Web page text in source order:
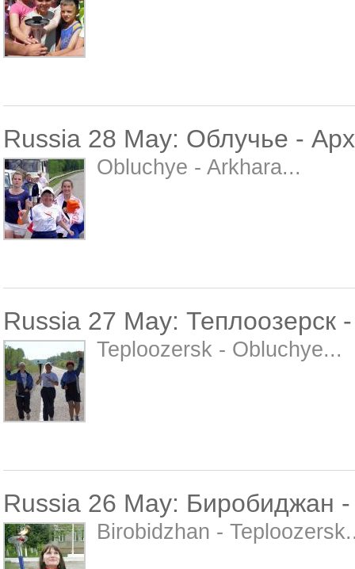
Russia 28 May: Облучье -
Obluchye - Arkhara...
Russia 27 May: Теплоозерск
Teploozersk - Obluchye...
Russia 26 May: Биробиджан -
Birobidzhan -